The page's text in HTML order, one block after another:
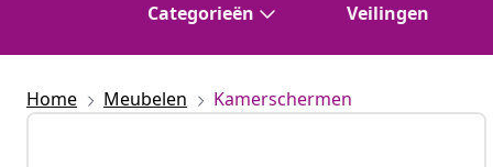
Categorieën Veilingen
Home Meubelen Kamerschermen